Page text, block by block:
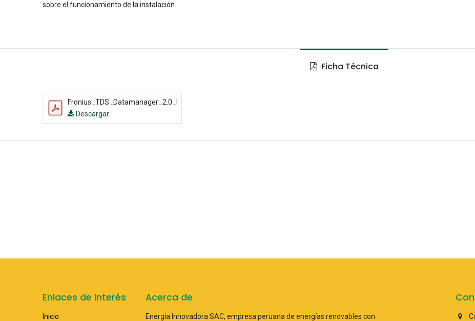
sobre el funcionamiento de la instalación.
Ficha Técnica
Fronius_TDS_Datamanager_2.0_ES.pdf
Descargar
Enlaces de Interés
Inicio
Acerca de
Energía Innovadora SAC, empresa peruana de energías renovables con